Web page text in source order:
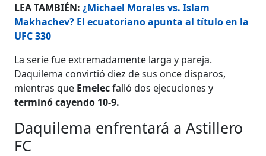
LEA TAMBIÉN:¿Michael Morales vs. Islam
Makhachev? El ecuatoriano apunta al título en la
UFC 330
La serie fue extremadamente larga y pareja.
Daquilema convirtió diez de sus once disparos,
mientras que Emelecfalló dos ejecuciones y
terminó cayendo 10-9.
Daquilema enfrentará a Astillero
FC